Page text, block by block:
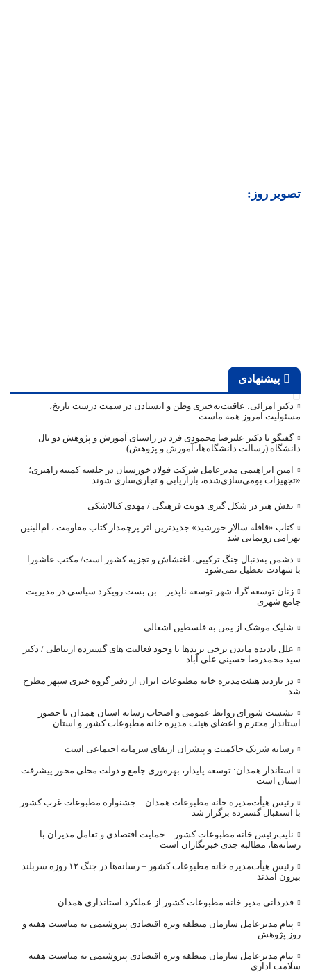
تصویر روز:
پیشنهادی
دکتر امرائی: عاقبت‌به‌خیری وطن و ایستادن در سمت درست تاریخ،
مسئولیت امروز همه ماست
گفتگو با دکتر علیرضا محمودی فرد در راستای آموزش و پژوهش دو بال
دانشگاه (رسالت دانشگاه‌ها، آموزش و پژوهش)
امین ابراهیمی مدیرعامل شرکت فولاد خوزستان در جلسه کمیته راهبری؛
«تجهیزات بومی‌سازی‌شده، بازاریابی و تجاری‌سازی شوند
نقش هنر در شکل گیری هویت فرهنگی / مهدی کیالاشکی
کتاب «قافله‌ سالار خورشید» جدیدترین اثر پرچمدار کتاب مقاومت ، ام‌البنین
بهرامی رونمایی شد
دشمن به‌دنبال جنگ ترکیبی، اغتشاش و تجزیه کشور است/ مکتب عاشورا
با شهادت تعطیل نمی‌شود
زنان توسعه گرا، شهر توسعه ناپذیر – بن بست رویکرد سیاسی در مدیریت
جامع شهری
شلیک موشک از یمن به فلسطین اشغالی
علل نادیده ماندن برخی برندها با وجود فعالیت های گسترده ارتباطی / دکتر
سید محمدرضا حسینی علی آباد
در بازدید هیئت‌مدیره خانه مطبوعات ایران از دفتر گروه خبری سپهر مطرح
شد
نشست شورای روابط عمومی و اصحاب رسانه استان همدان با حضور
استاندار محترم و اعضای هیئت مدیره خانه مطبوعات کشور و استان
رسانه شریک حاکمیت و پیشران ارتقای سرمایه اجتماعی است
استاندار همدان: توسعه پایدار، بهره‌وری جامع و دولت محلی محور پیشرفت
استان است
رئیس هیأت‌مدیره خانه مطبوعات همدان – جشنواره مطبوعات غرب کشور
با استقبال گسترده برگزار شد
نایب‌رئیس خانه مطبوعات کشور – حمایت اقتصادی و تعامل مدیران با
رسانه‌ها، مطالبه جدی خبرنگاران است
رئیس هیأت‌مدیره خانه مطبوعات کشور – رسانه‌ها در جنگ ۱۲ روزه سربلند
بیرون آمدند
قدردانی مدیر خانه مطبوعات کشور از عملکرد استانداری همدان
پیام مدیرعامل سازمان منطقه ویژه اقتصادی پتروشیمی به مناسبت هفته و
روز پژوهش
پیام مدیرعامل سازمان منطقه ویژه اقتصادی پتروشیمی به مناسبت هفته
سلامت اداری